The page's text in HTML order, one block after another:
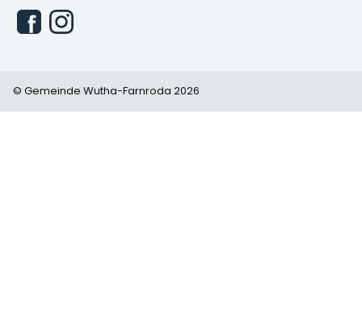
© Gemeinde Wutha-Farnroda 2026